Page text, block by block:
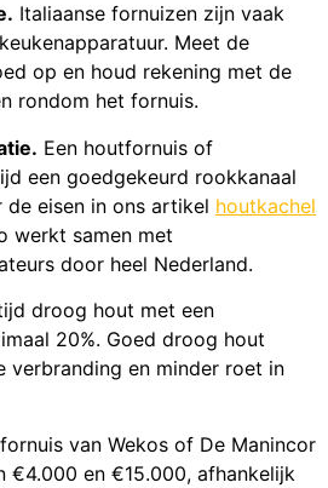
Italiaanse fornuizen zijn vaak
Meet de
op en houd rekening met de
rondom het fornuis.
Een houtfornuis of
een goedgekeurd rookkanaal
de eisen in ons artikel houtkachel
werkt samen met
door heel Nederland.
droog hout met een
20%. Goed droog hout
verbranding en minder roet in
van Wekos of De Manincor
€4.000 en €15.000, afhankelijk